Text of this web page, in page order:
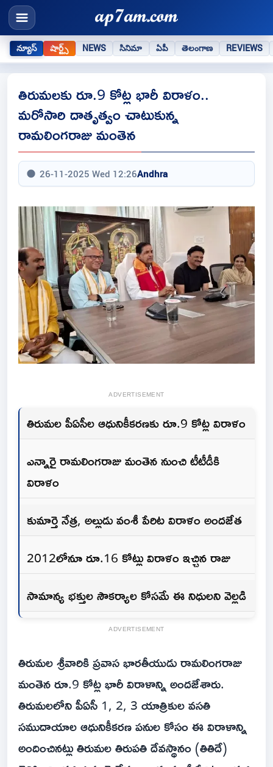
న్యూస్ షార్ట్స్ NEWS సినిమా ఏపీ తెలంగాణ REVIEWS
తిరుమలకు రూ.9 కోట్ల భారీ విరాళం..
మరోసారి దాతృత్వం చాటుకున్న
రామలింగరాజు మంతెన
26-11-2025 Wed 12:26Andhra
ADVERTISEMENT
తిరుమల పీఏసీల ఆధునికీకరణకు రూ.9 కోట్ల విరాళం
ఎన్నారై రామలింగరాజు మంతెన నుంచి టీటీడీకి
విరాళం
కుమార్తె నేత్ర, అల్లుడు వంశీ పేరిట విరాళం అందజేత
2012లోనూ రూ.16 కోట్లు విరాళం ఇచ్చిన రాజు
సామాన్య భక్తుల సౌకర్యాల కోసమే ఈ నిధులని వెల్లడి
ADVERTISEMENT
తిరుమల శ్రీవారికి ప్రవాస భారతీయుడు రామలింగరాజు
మంతెన రూ.9 కోట్ల భారీ విరాళాన్ని అందజేశారు.
తిరుమలలోని పీఏసీ 1, 2, 3 యాత్రికుల వసతి
సముదాయాల ఆధునికీకరణ పనుల కోసం ఈ విరాళాన్ని
అందించినట్లు తిరుమల తిరుపతి దేవస్థానం (తితిదే)